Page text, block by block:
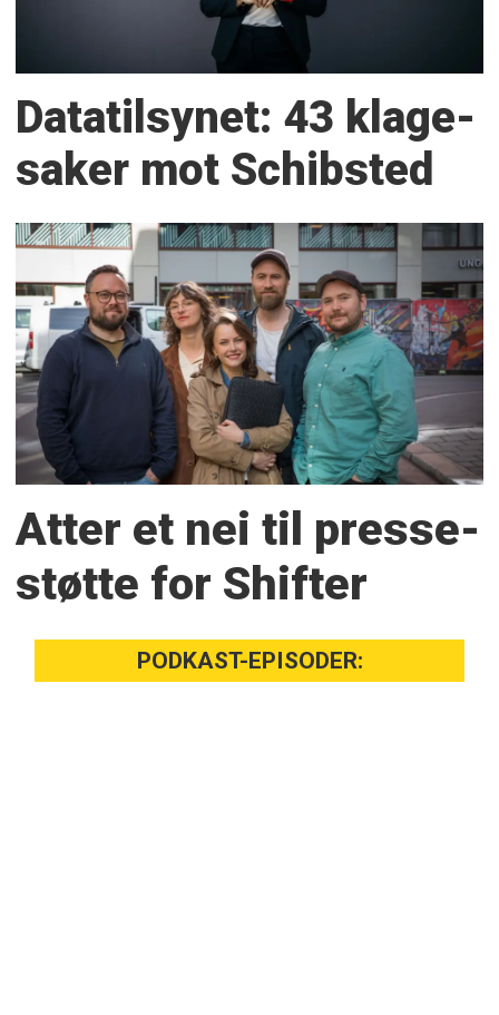
Datatilsynet: 43 klage­
saker mot Schibsted
Atter et nei til presse­
støtte for Shifter
PODKAST-EPISODER: